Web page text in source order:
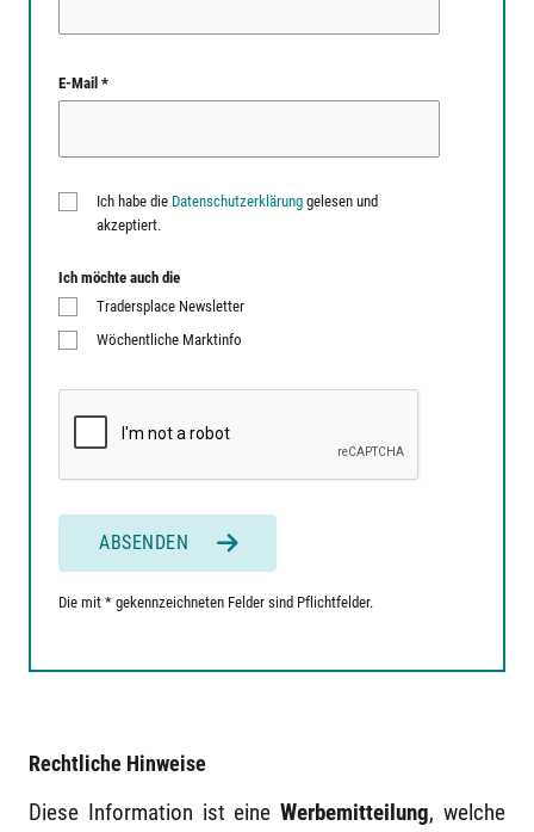
E-Mail *
Ich habe die Datenschutzerklärung gelesen und
akzeptiert.
Ich möchte auch die
Tradersplace Newsletter
Wöchentliche Marktinfo
ABSENDEN
Die mit * gekennzeichneten Felder sind Pflichtfelder.
Rechtliche Hinweise
Diese Information ist eineWerbemitteilung, welche